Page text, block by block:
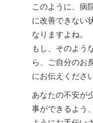
このように、病
に改善できない
なりますよね。
もし、そのよう
ら、ご自分のお
にお伝えください
あなたの不安が
事ができるよう